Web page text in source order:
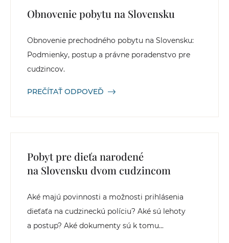
Obnovenie pobytu na Slovensku
Obnovenie prechodného pobytu na Slovensku:
Podmienky, postup a právne poradenstvo pre
cudzincov.
PREČÍTAŤ ODPOVEĎ
Pobyt pre dieťa narodené
na Slovensku dvom cudzincom
Aké majú povinnosti a možnosti prihlásenia
dieťaťa na cudzineckú políciu? Aké sú lehoty
a postup? Aké dokumenty sú k tomu...